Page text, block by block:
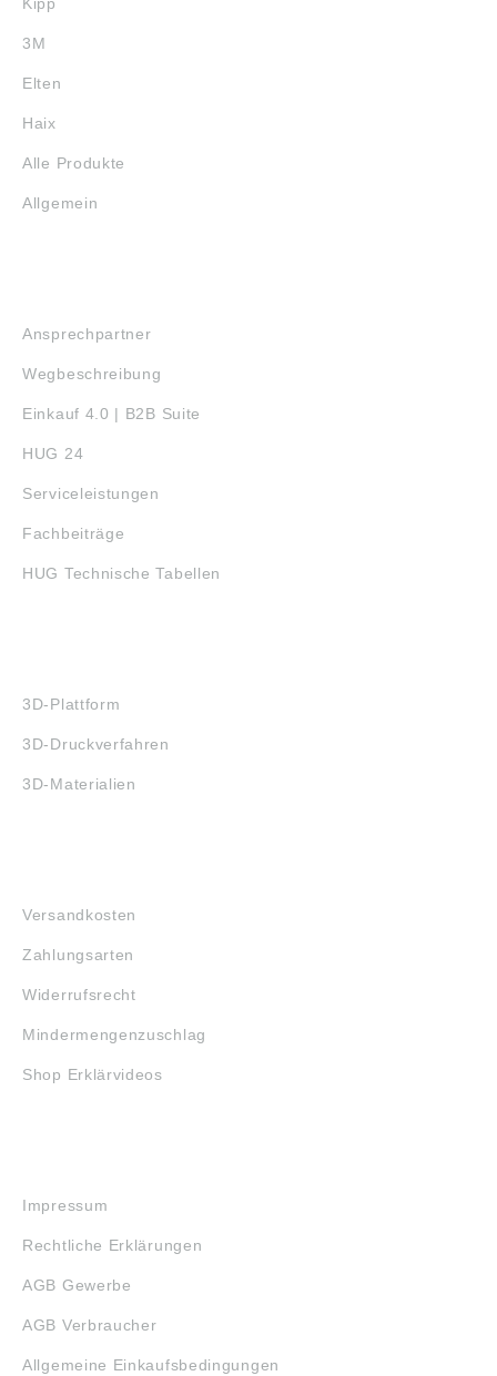
ähnlich, Irrtum
ordnung ((EU)
Technologies AG &
Industriestraße 1-3,
Germany,
3M
Elten
Haix
Alle Produkte
Allgemein
Ansprechpartner
Wegbeschreibung
Einkauf 4.0 | B2B Suite
HUG 24
Serviceleistungen
Fachbeiträge
HUG Technische Tabellen
3D-Plattform
3D-Druckverfahren
3D-Materialien
Versandkosten
Zahlungsarten
Widerrufsrecht
Mindermengenzuschlag
Shop Erklärvideos
Impressum
Rechtliche Erklärungen
AGB Gewerbe
AGB Verbraucher
Allgemeine Einkaufsbedingungen